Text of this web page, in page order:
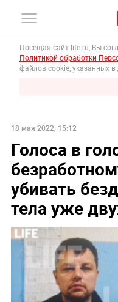
Посещая сайт life.ru, Вы
Политикой обработки
файлов cookie, указанных в
18 мая 2022, 15:12
Голоса в
убивать
тела уже